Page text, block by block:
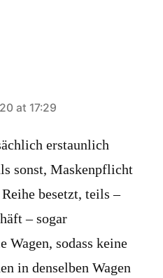
at 17:29
erstaunlich
sonst, Maskenpflicht
besetzt, teils –
– sogar
Wagen, sodass keine
in denselben Wagen